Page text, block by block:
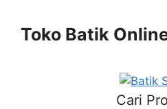
contentToko Batik
Cari